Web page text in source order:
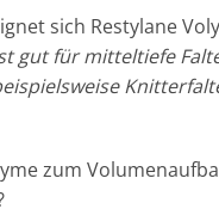
sich Restylane
gut für mitteltiefe
zum